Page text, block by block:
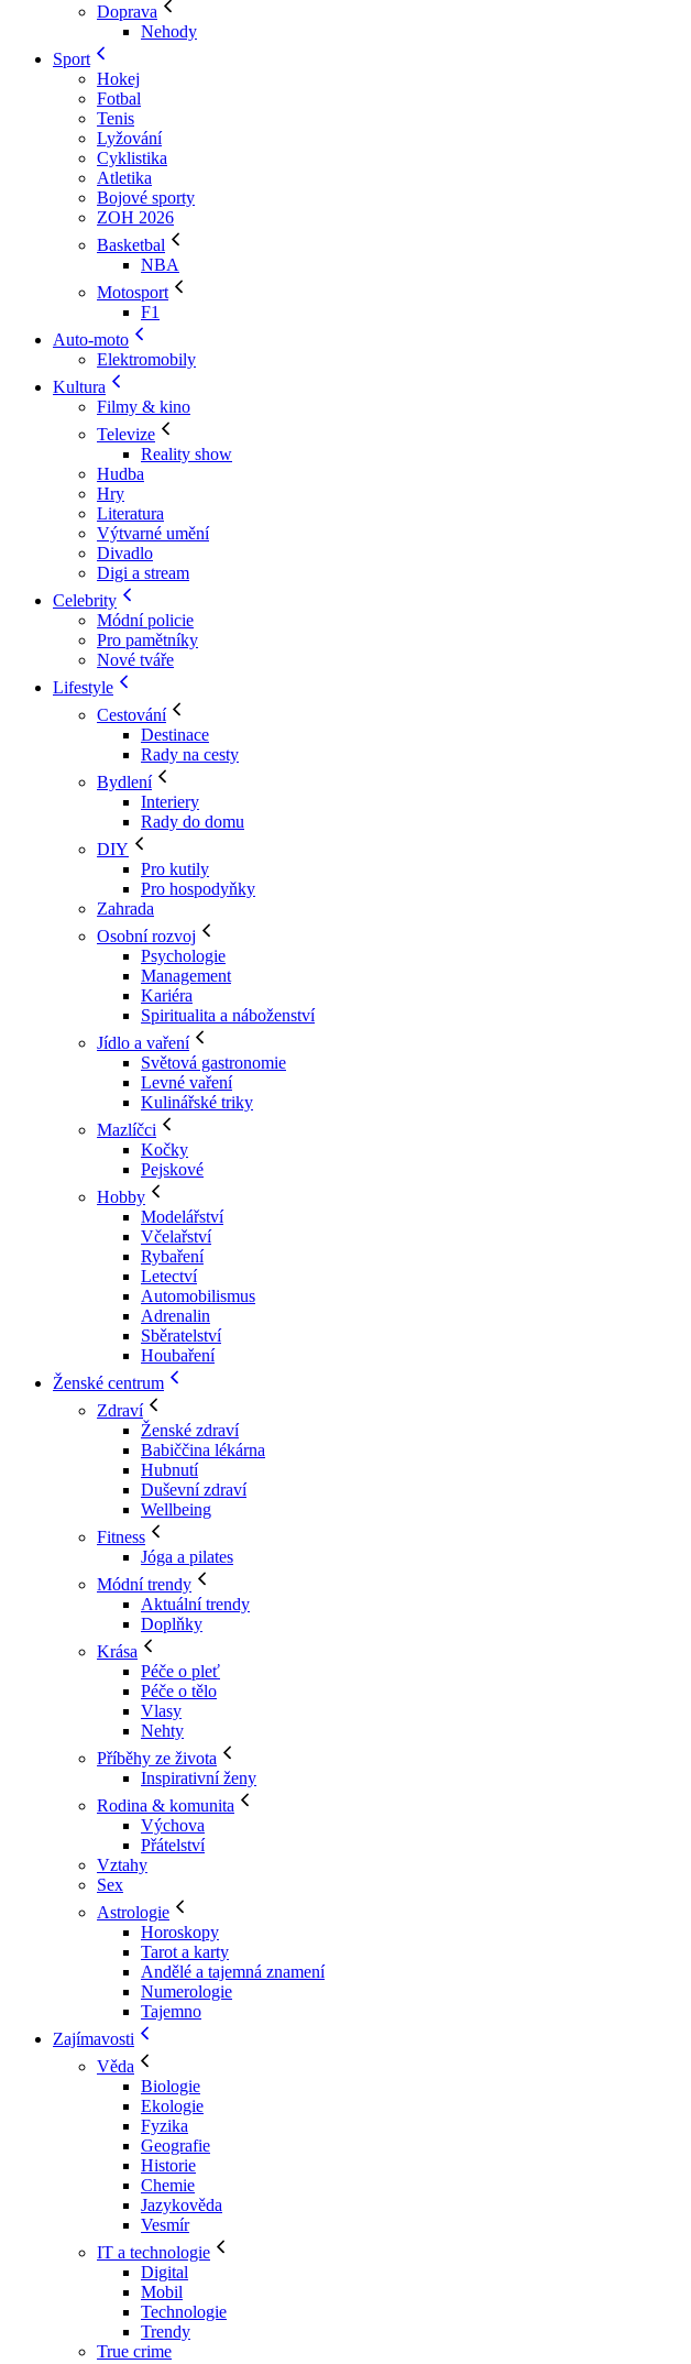
Doprava
Nehody
Sport
Hokej
Fotbal
Tenis
Lyžování
Cyklistika
Atletika
Bojové sporty
ZOH 2026
Basketbal
NBA
Motosport
F1
Auto-moto
Elektromobily
Kultura
Filmy & kino
Televize
Reality show
Hudba
Hry
Literatura
Výtvarné umění
Divadlo
Digi a stream
Celebrity
Módní policie
Pro pamětníky
Nové tváře
Lifestyle
Cestování
Destinace
Rady na cesty
Bydlení
Interiery
Rady do domu
DIY
Pro kutily
Pro hospodyňky
Zahrada
Osobní rozvoj
Psychologie
Management
Kariéra
Spiritualita a náboženství
Jídlo a vaření
Světová gastronomie
Levné vaření
Kulinářské triky
Mazlíčci
Kočky
Pejskové
Hobby
Modelářství
Včelařství
Rybaření
Letectví
Automobilismus
Adrenalin
Sběratelství
Houbaření
Ženské centrum
Zdraví
Ženské zdraví
Babiččina lékárna
Hubnutí
Duševní zdraví
Wellbeing
Fitness
Jóga a pilates
Módní trendy
Aktuální trendy
Doplňky
Krása
Péče o pleť
Péče o tělo
Vlasy
Nehty
Příběhy ze života
Inspirativní ženy
Rodina & komunita
Výchova
Přátelství
Vztahy
Sex
Astrologie
Horoskopy
Tarot a karty
Andělé a tajemná znamení
Numerologie
Tajemno
Zajímavosti
Věda
Biologie
Ekologie
Fyzika
Geografie
Historie
Chemie
Jazykověda
Vesmír
IT a technologie
Digital
Mobil
Technologie
Trendy
True crime